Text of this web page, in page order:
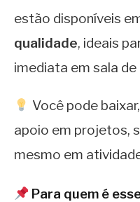
estão disponíveis
qualidade, ideais
imediata em sala de
Você pode
apoio em projetos,
mesmo em
Para quem é